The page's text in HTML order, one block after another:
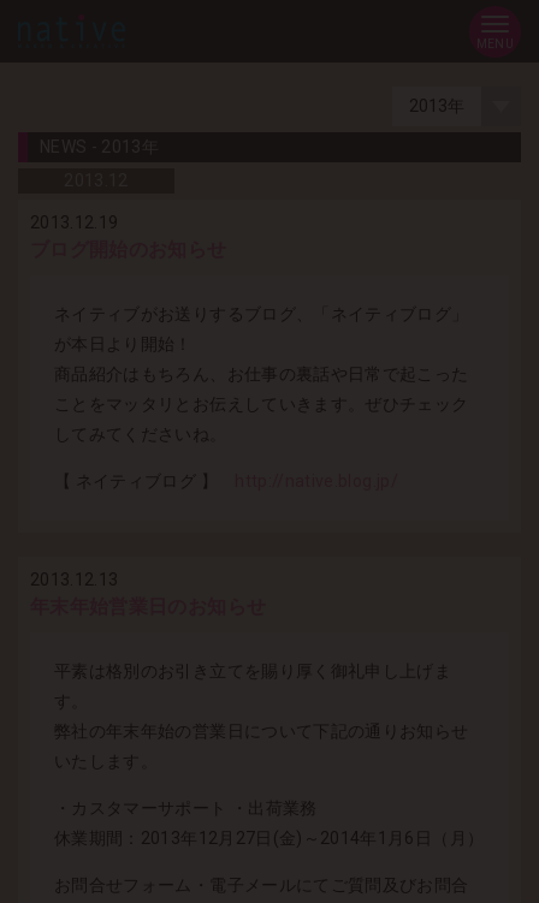
2013.12.19
ネイティブがお送りするブログ、「ネイティブログ」
が本日より開始！
商品紹介はもちろん、お仕事の裏話や日常で起こった
ことをマッタリとお伝えしていきます。ぜひチェック
してみてくださいね。
【 ネイティブログ 】
2013.12.13
平素は格別のお引き立てを賜り厚く御礼申し上げま
す。
弊社の年末年始の営業日について下記の通りお知らせ
いたします。
・カスタマーサポート ・出荷業務
休業期間：2013年12月27日(金)～2014年1月6日（月）
お問合せフォーム・電子メールにてご質問及びお問合